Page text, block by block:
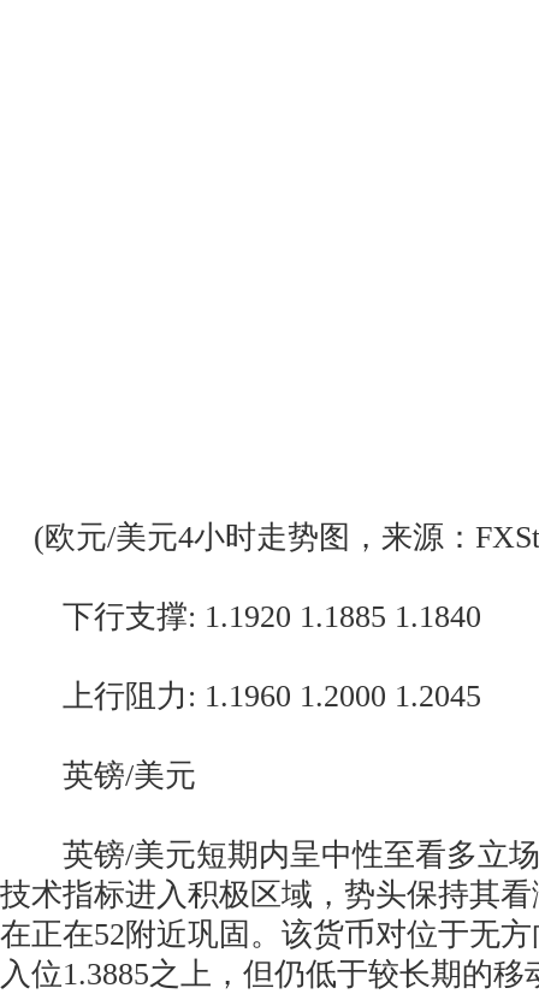
(欧元/美元4小时走势图，来源：
下行支撑: 1.1920 1.1885 1.1840
上行阻力: 1.1960 1.2000 1.2045
英镑/美元
英镑/美元短期内呈中性至看多立场
技术指标进入积极区域，势头保持其
在正在52附近巩固。该货币对位于无
入位1.3885之上，但仍低于较长期的